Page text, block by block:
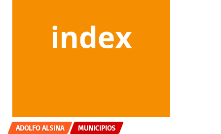
ADOLFO ALSINA MUNICIPIOS